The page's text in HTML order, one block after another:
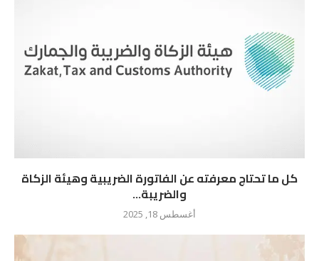
كل ما تحتاج معرفته عن الفاتورة الضريبية وهيئة الزكاة
والضريبة...
أغسطس 18, 2025